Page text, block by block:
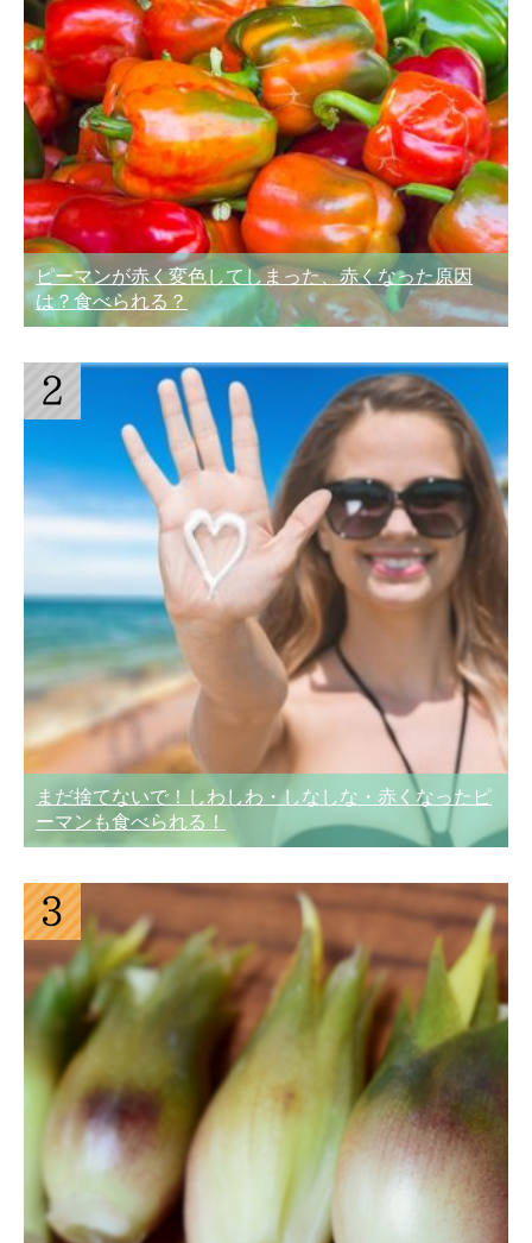
ピーマンが赤く変色してしまった、赤くなった原因
は？食べられる？
まだ捨てないで！しわしわ・しなしな・赤くなったピ
ーマンも食べられる！